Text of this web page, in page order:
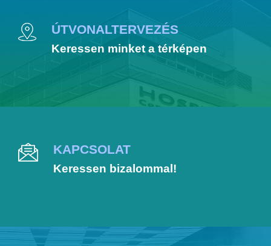
ÚTVONALTERVEZÉS
Keressen minket a térképen
KAPCSOLAT
Keressen bizalommal!